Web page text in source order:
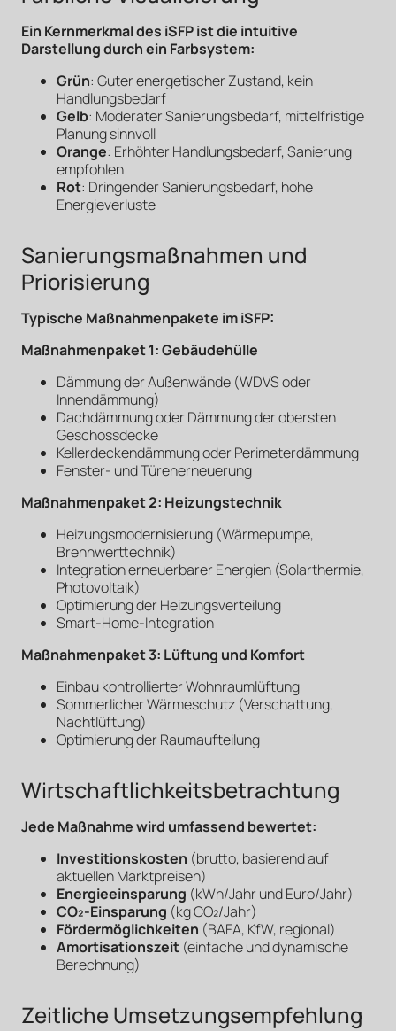
Ein Kernmerkmal des iSFP ist die intuitive
Darstellung durch ein Farbsystem:
Grün: Guter energetischer Zustand, kein
Handlungsbedarf
Gelb: Moderater Sanierungsbedarf, mittelfristige
Planung sinnvoll
Orange: Erhöhter Handlungsbedarf, Sanierung
empfohlen
Rot: Dringender Sanierungsbedarf, hohe
Energieverluste
Sanierungsmaßnahmen und
Priorisierung
Typische Maßnahmenpakete im iSFP:
Maßnahmenpaket 1: Gebäudehülle
Dämmung der Außenwände (WDVS oder
Innendämmung)
Dachdämmung oder Dämmung der obersten
Geschossdecke
Kellerdeckendämmung oder Perimeterdämmung
Fenster- und Türenerneuerung
Maßnahmenpaket 2: Heizungstechnik
Heizungsmodernisierung (Wärmepumpe,
Brennwerttechnik)
Integration erneuerbarer Energien (Solarthermie,
Photovoltaik)
Optimierung der Heizungsverteilung
Smart-Home-Integration
Maßnahmenpaket 3: Lüftung und Komfort
Einbau kontrollierter Wohnraumlüftung
Sommerlicher Wärmeschutz (Verschattung,
Nachtlüftung)
Optimierung der Raumaufteilung
Wirtschaftlichkeitsbetrachtung
Jede Maßnahme wird umfassend bewertet:
Investitionskosten (brutto, basierend auf
aktuellen Marktpreisen)
Energieeinsparung (kWh/Jahr und Euro/Jahr)
CO₂-Einsparung (kg CO₂/Jahr)
Fördermöglichkeiten (BAFA, KfW, regional)
Amortisationszeit (einfache und dynamische
Berechnung)
Zeitliche Umsetzungsempfehlung